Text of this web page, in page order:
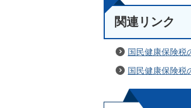
関連リンク
国民健康保険税
国民健康保険税